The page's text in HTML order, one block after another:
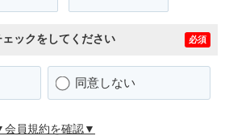
ックをしてください 必須
同意しない
会員規約を確認▼